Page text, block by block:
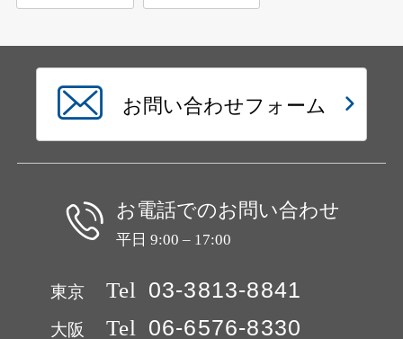
お問い合わせフォーム
お電話でのお問い合わせ
平日 9:00 – 17:00
東京 Tel 03-3813-8841
大阪 Tel 06-6576-8330